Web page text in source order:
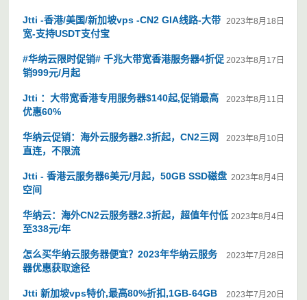
2023年8月18日
Jtti -香港/美国/新加坡vps -CN2 GIA线路-大带
宽-支持USDT支付宝
2023年8月17日
#华纳云限时促销# 千兆大带宽香港服务器4折促
销999元/月起
2023年8月11日
Jtti ：大带宽香港专用服务器$140起,促销最高
优惠60%
2023年8月10日
华纳云促销：海外云服务器2.3折起，CN2三网
直连，不限流
2023年8月4日
Jtti - 香港云服务器6美元/月起，50GB SSD磁盘
空间
2023年8月4日
华纳云：海外CN2云服务器2.3折起，超值年付低
至338元/年
2023年7月28日
怎么买华纳云服务器便宜？2023年华纳云服务
器优惠获取途径
2023年7月20日
Jtti 新加坡vps特价,最高80%折扣,1GB-64GB